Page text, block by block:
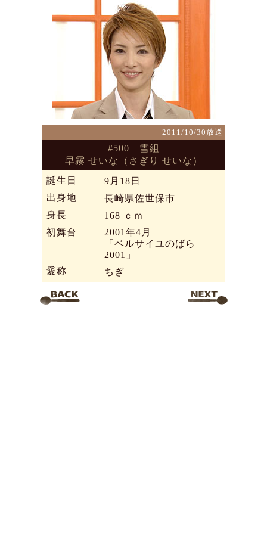
2011/10/30放送
#500 雪組
早霧 せいな（さぎり せいな）
誕生日
9月18日
出身地
長崎県佐世保市
身長
168 ｃｍ
初舞台
2001年4月
「ベルサイユのばら
2001」
愛称
ちぎ